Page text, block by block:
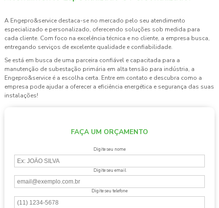
A Engepro&service destaca-se no mercado pelo seu atendimento
especializado e personalizado, oferecendo soluções sob medida para
cada cliente. Com foco na excelência técnica e no cliente, a empresa busca,
entregando serviços de excelente qualidade e confiabilidade.
Se está em busca de uma parceira confiável e capacitada para a
manutenção de subestação primária em alta tensão para indústria, a
Engepro&service é a escolha certa. Entre em contato e descubra como a
empresa pode ajudar a oferecer a eficiência energética e segurança das suas
instalações!
FAÇA UM ORÇAMENTO
Digite seu nome
Digite seu email
Digite seu telefone